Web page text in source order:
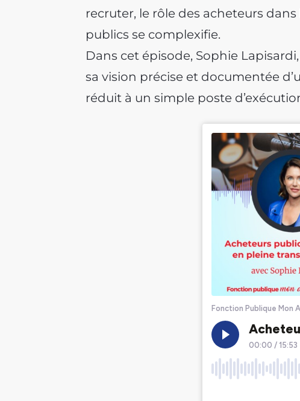
recruter, le rôle des acheteurs
publics se complexifie.
Dans cet épisode, Sophie
sa vision précise et documentée
réduit à un simple poste